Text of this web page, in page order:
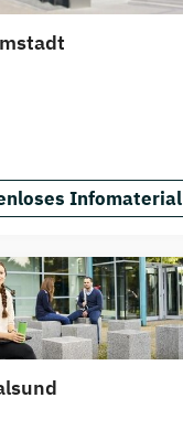
Infomaterial